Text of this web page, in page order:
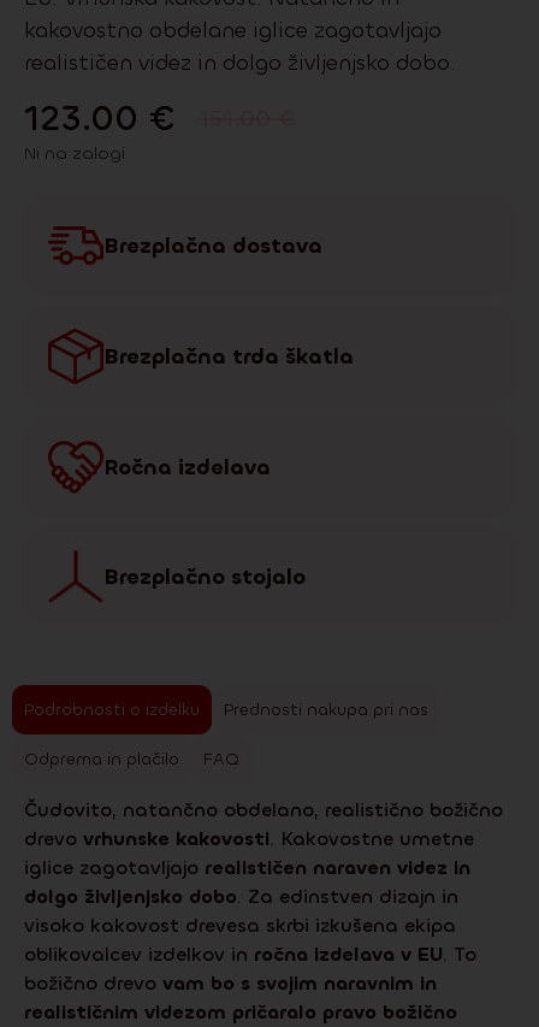
kakovostno obdelane iglice zagotavljajo
realističen videz in dolgo življenjsko dobo.
123.00 €
Ni na zalogi
Brezplačna dostava
Brezplačna trda škatla
Ročna izdelava
Brezplačno stojalo
Podrobnosti o izdelku Prednosti nakupa pri nas
Odprema in plačilo FAQ
Čudovito, natančno obdelano, realistično božično
drevo vrhunske kakovosti. Kakovostne umetne
iglice zagotavljajo realističen naraven videz in
dolgo življenjsko dobo. Za edinstven dizajn in
visoko kakovost drevesa skrbi izkušena ekipa
oblikovalcev izdelkov in ročna izdelava v EU. To
božično drevo vam bo s svojim naravnim in
realističnim videzom pričaralo pravo božično